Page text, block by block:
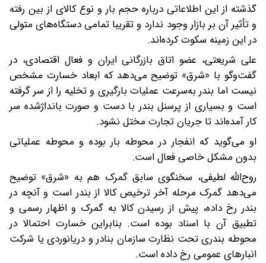
گذشته از این اطلاعاتی درباره حجم بار و نوع کالای از بین رفته
و تأثیر آن بر بازار وجود ندارد و تقریبا تمامی دستگاه‌های متولی
در این زمینه سکوت کرده‌اند.
علی شریعتی، عضو اتاق بازرگانی ایران و فعال اقتصادی، در
گفت‌وگو با «شرق» توضیح می‌دهد که ابعاد خسارت مشخص
نیست اما بندر به‌سرعت عملیات بارگیری و تخلیه را از سر گرفته
است و بسیاری از پرسنل بندر با دست و صورت بانداژشده سر
کار آمده‌اند تا جریان تجارت مختل نشود.
او می‌گوید که انفجار در محوطه بار بوده و محوطه عملیاتی
بدون مشکل خاصی فعال است.
روح‌الله لطیفی، سخنگوی سابق گمرک هم به «شرق» توضیح
می‌دهد گمرک مرحله آخر ترخیص کالا از بندر است و آنچه در
بندر رخ داده، پیش از رسیدن کالا به گمرک و اظهار رسمی و
تطبیق آن با اسناد بوده است. بنابراین خسارت احتمالا در
محوطه بندری تحت نظارت سازمان بنادر و دریانوردی یا شرکت
انبارهای عمومی رخ داده است.